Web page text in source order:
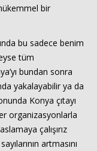
bir
bu sadece benim
tüm
bundan sonra
yakalayabilir ya da
Konya çıtayı
organizasyonlarla
çalışırız
artmasını